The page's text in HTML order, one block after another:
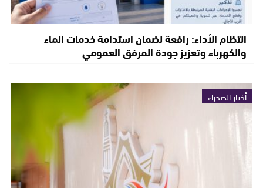
انتظام الأداء: رافعة لضمان استدامة خدمات الماء
والكهرباء وتعزيز جودة المرفق العمومي
أخبار الصحراء